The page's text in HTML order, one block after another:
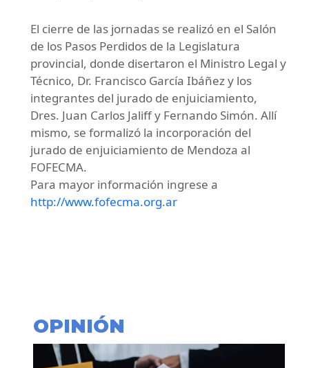
El cierre de las jornadas se realizó en el Salón
de los Pasos Perdidos de la Legislatura
provincial, donde disertaron el Ministro Legal y
Técnico, Dr. Francisco García Ibáñez y los
integrantes del jurado de enjuiciamiento,
Dres. Juan Carlos Jaliff y Fernando Simón. Allí
mismo, se formalizó la incorporación del
jurado de enjuiciamiento de Mendoza al
FOFECMA.
Para mayor información ingrese a
http://www.fofecma.org.ar
OPINIÓN